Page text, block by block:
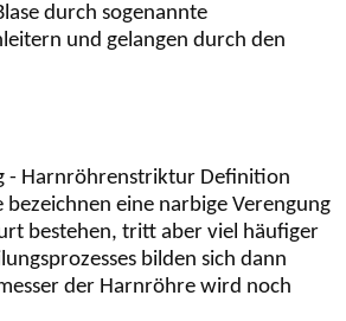
durch sogenannte
und gelangen durch den
- Harnröhrenstriktur Definition
eine narbige Verengung
bestehen, tritt aber viel häufiger
bilden sich dann
der Harnröhre wird noch